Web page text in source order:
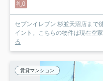
礼0
セブンイレブン 杉並天沼店まで
イント。こちらの物件は現在空
る
賃貸マンション